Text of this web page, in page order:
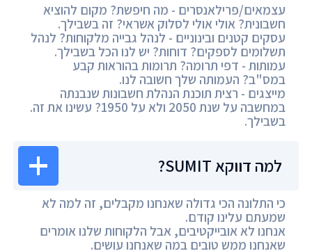
עצמאים/פרילאנסרים - מה חיפשת? מקום להוציא
חשבונית? אולי אולי לסלוק אשראי? זה בשבילך.
עסקים קטנים ובינוניים - לנהל גבייה מלקוחות? לנהל
תשלומים לספקים? דוחות? יש לנו הכל בשבילך.
עמותות - דפי תרומה? תרומות בהוראות קבע
במס"ב? העמותה שלך חשובה לנו.
מייצגים - רצית תוכנת הנהלת חשבונות שנבנתה
במחשבה על שנת 2050 ולא על 1950? עשינו את זה.
בשבילך.
למה דווקא SUMIT?
כי התלונה הכי גדולה שאנחנו מקבלים, זה למה לא
שמעתם עלינו קודם.
אנחנו לא אובייקטיבים, אבל הלקוחות שלנו אומרים
שאנחנו ממש טובים במה שאנחנו עושים.